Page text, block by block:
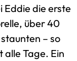
die erste
über 40
– so
alle Tage. Ein